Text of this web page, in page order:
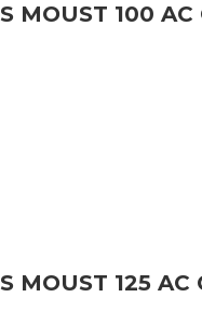
MOUST 100 AC
MOUST 125 AC